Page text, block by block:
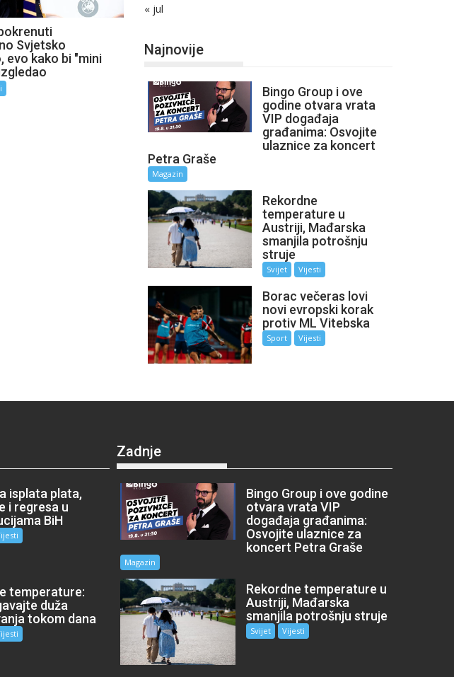
Svjetsko
evo kako bi "mini
« jul
Najnovije
Bingo Group i ove
godine otvara vrata
VIP događaja
građanima: Osvojite
ulaznice za koncert
Petra Graše
Magazin
Rekordne
temperature u
Austriji, Mađarska
smanjila potrošnju
struje
Svijet Vijesti
Borac večeras lovi
novi evropski korak
protiv ML Vitebska
Sport Vijesti
isplata plata,
i regresa u
BiH
temperature:
duža
tokom dana
Zadnje
Bingo Group i ove godine
otvara vrata VIP
događaja građanima:
Osvojite ulaznice za
koncert Petra Graše
Magazin
Rekordne temperature u
Austriji, Mađarska
smanjila potrošnju struje
Svijet Vijesti